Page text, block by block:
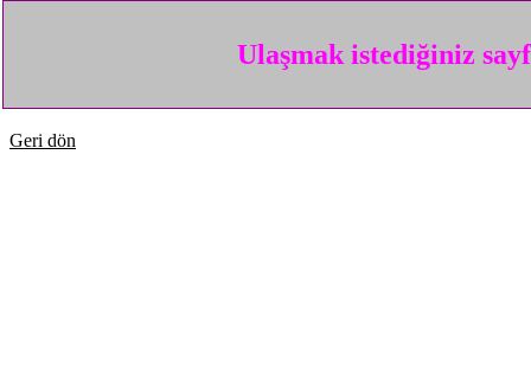
Ulaşmak istediğiniz
Geri dön